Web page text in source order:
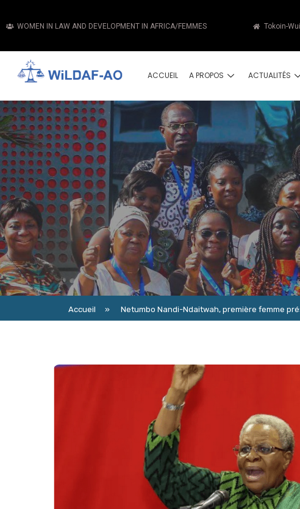
WOMEN IN LAW AND DEVELOPMENT IN AFRICA/FEMMES Tokoin-
ACCUEIL A PROPOS ACTUALITÉS
Accueil » Netumbo Nandi-Ndaitwah, première femme